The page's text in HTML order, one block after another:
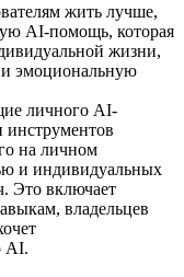
жить лучше,
AI-помощь, которая
жизни,
и эмоциональную
личного AI-
инструментов
на личном
и индивидуальных
Это включает
владельцев
AI.